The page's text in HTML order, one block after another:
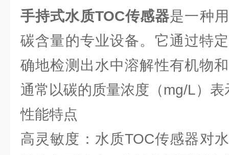
手持式水质TOC传感器是一种
碳含量的专业设备。它通过特
确地检测出水中溶解性有机物
通常以碳的质量浓度（mg/L）表
性能特点
高灵敏度：水质TOC传感器对